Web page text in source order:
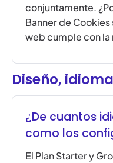
conjuntamente.
Banner de
web cumple con la
Diseño,
¿De cuantos
como los
El Plan Starter y